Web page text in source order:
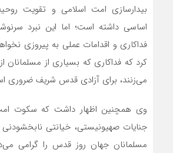
بیدارسازی امت اسلامی و تقویت
اساسی داشته است؛ اما این نبرد
فداکاری و اقدامات عملی به پیروزی
کرد که فداکاری که بسیاری از مسلمانان
می‌زنند، برای آزادی قدس شریف ضروری
وی همچنین اظهار داشت که سکوت امت
جنایات صهیونیستی، خیانتی
مسلمانان جهان روز قدس را گرامی